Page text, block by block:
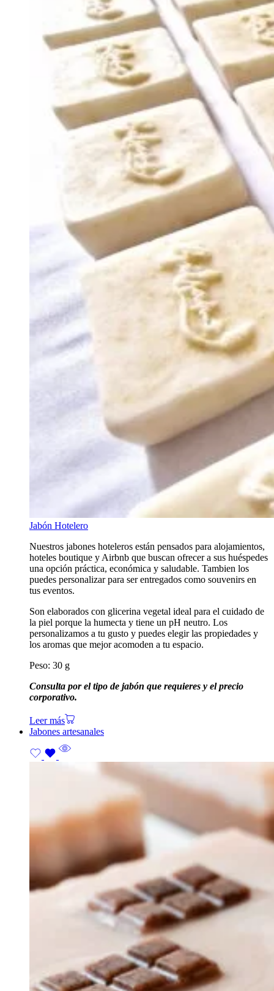
Jabón Hotelero
Nuestros jabones hoteleros están pensados para alojamientos,
hoteles boutique y Airbnb que buscan ofrecer a sus huéspedes
una opción práctica, económica y saludable. Tambien los
puedes personalizar para ser entregados como souvenirs en
tus eventos.
Son elaborados con glicerina vegetal ideal para el cuidado de
la piel porque la humecta y tiene un pH neutro. Los
personalizamos a tu gusto y puedes elegir las propiedades y
los aromas que mejor acomoden a tu espacio.
Peso: 30 g
Consulta por el tipo de jabón que requieres y el precio
corporativo.
Leer más
Jabones artesanales